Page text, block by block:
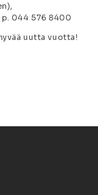
p. 044 576 8400
uutta vuotta!